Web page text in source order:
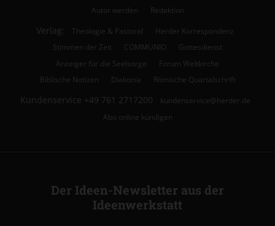
Autor werden
Redaktion
Verlag: Theologie & Pastoral
Herder Korrespondenz
Stimmen der Zeit
COMMUNIO
Gottesdienst
Anzeiger für die Seelsorge
Forum Weltkirche
Biblische Notizen
Diakonia Römische Quartalschrift
Kundenservice +49 761 2717200
kundenservice@herder.de
Abo online kündigen
Der Ideen-Newsletter aus der
Ideenwerkstatt